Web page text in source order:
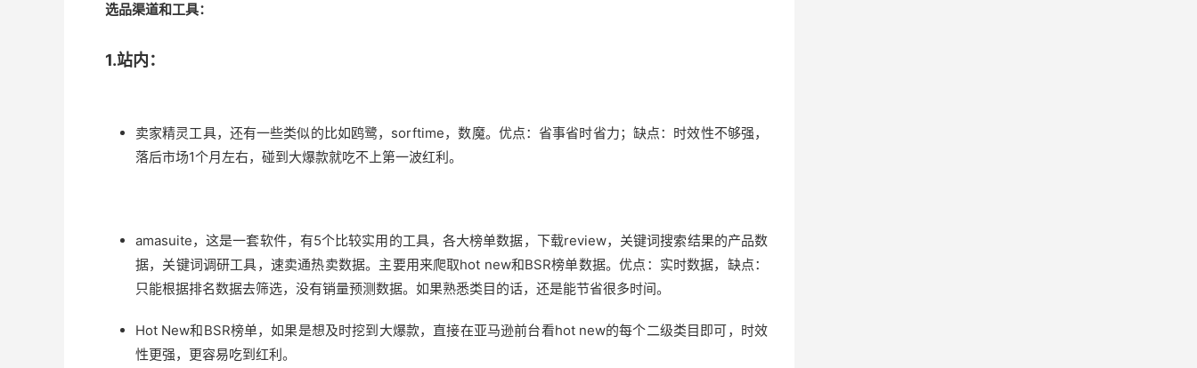
选品渠道和工具：
1.站内：
卖家精灵工具，还有一些类似的比如鸥鹭，sorftime，数魔。优点：省事省时省力；缺点：时效性不够强，
落后市场1个月左右，碰到大爆款就吃不上第一波红利。
amasuite，这是一套软件，有5个比较实用的工具，各大榜单数据，下载review，关键词搜索结果的产品数
据，关键词调研工具，速卖通热卖数据。主要用来爬取hot new和BSR榜单数据。优点：实时数据，缺点：
只能根据排名数据去筛选，没有销量预测数据。如果熟悉类目的话，还是能节省很多时间。
Hot New和BSR榜单，如果是想及时挖到大爆款，直接在亚马逊前台看hot new的每个二级类目即可，时效
性更强，更容易吃到红利。